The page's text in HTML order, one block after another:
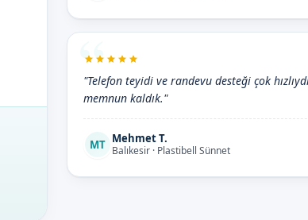
"Telefon teyidi ve randevu desteği çok
memnun kaldık."
MT Mehmet T.
Balıkesir · Plastibell Sünnet